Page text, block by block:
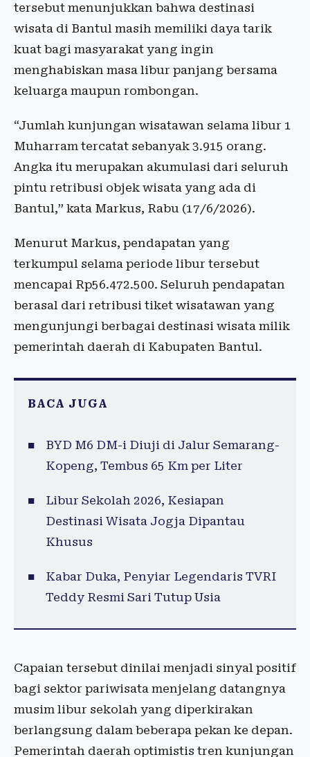
tersebut menunjukkan bahwa destinasi
wisata di Bantul masih memiliki daya tarik
kuat bagi masyarakat yang ingin
menghabiskan masa libur panjang bersama
keluarga maupun rombongan.
“Jumlah kunjungan wisatawan selama libur 1
Muharram tercatat sebanyak 3.915 orang.
Angka itu merupakan akumulasi dari seluruh
pintu retribusi objek wisata yang ada di
Bantul,” kata Markus, Rabu (17/6/2026).
Menurut Markus, pendapatan yang
terkumpul selama periode libur tersebut
mencapai Rp56.472.500. Seluruh pendapatan
berasal dari retribusi tiket wisatawan yang
mengunjungi berbagai destinasi wisata milik
pemerintah daerah di Kabupaten Bantul.
BACA JUGA
BYD M6 DM-i Diuji di Jalur Semarang-
Kopeng, Tembus 65 Km per Liter
Libur Sekolah 2026, Kesiapan
Destinasi Wisata Jogja Dipantau
Khusus
Kabar Duka, Penyiar Legendaris TVRI
Teddy Resmi Sari Tutup Usia
Capaian tersebut dinilai menjadi sinyal positif
bagi sektor pariwisata menjelang datangnya
musim libur sekolah yang diperkirakan
berlangsung dalam beberapa pekan ke depan.
Pemerintah daerah optimistis tren kunjungan